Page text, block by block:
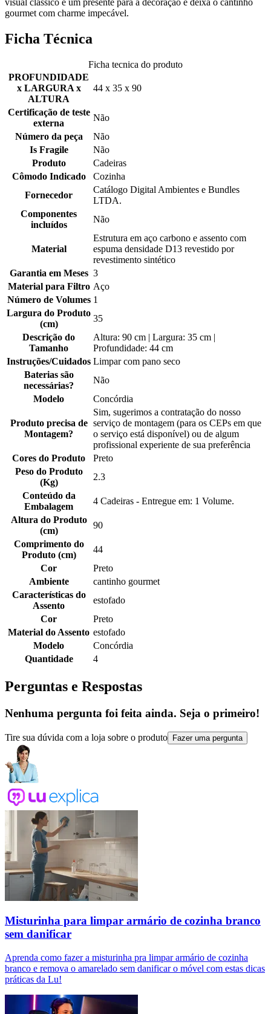
visual clássico é um presente para a decoração e deixa o cantinho
gourmet com charme impecável.
Ficha Técnica
Ficha tecnica do produto
PROFUNDIDADE
x LARGURA x
ALTURA
44 x 35 x 90
Certificação de teste
externa
Não
Número da peça
Não
Is Fragile
Não
Produto
Cadeiras
Cômodo Indicado
Cozinha
Fornecedor
Catálogo Digital Ambientes e Bundles
LTDA.
Componentes
incluídos
Não
Material
Estrutura em aço carbono e assento com
espuma densidade D13 revestido por
revestimento sintético
Garantia em Meses 3
Material para Filtro Aço
Número de Volumes 1
Largura do Produto
(cm)
35
Descrição do
Tamanho
Altura: 90 cm | Largura: 35 cm |
Profundidade: 44 cm
Instruções/Cuidados Limpar com pano seco
Baterias são
necessárias?
Não
Modelo
Concórdia
Produto precisa de
Montagem?
Sim, sugerimos a contratação do nosso
serviço de montagem (para os CEPs em que
o serviço está disponível) ou de algum
profissional experiente de sua preferência
Cores do Produto
Preto
Peso do Produto
(Kg)
2.3
Conteúdo da
Embalagem
4 Cadeiras - Entregue em: 1 Volume.
Altura do Produto
(cm)
90
Comprimento do
Produto (cm)
44
Cor
Preto
Ambiente
cantinho gourmet
Características do
Assento
estofado
Cor
Preto
Material do Assento estofado
Modelo
Concórdia
Quantidade
4
Perguntas e Respostas
Nenhuma pergunta foi feita ainda. Seja o primeiro!
Tire sua dúvida com a loja sobre o produto Fazer uma pergunta
Misturinha para limpar armário de cozinha branco
sem danificar
Aprenda como fazer a misturinha pra limpar armário de cozinha
branco e remova o amarelado sem danificar o móvel com estas dicas
práticas da Lu!